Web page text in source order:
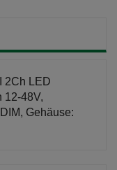
2Ch LED
12-48V,
Gehäuse: